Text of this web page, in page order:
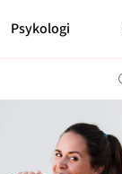
Psykologi
Mer
Prenumerera
Nyhetsbrev